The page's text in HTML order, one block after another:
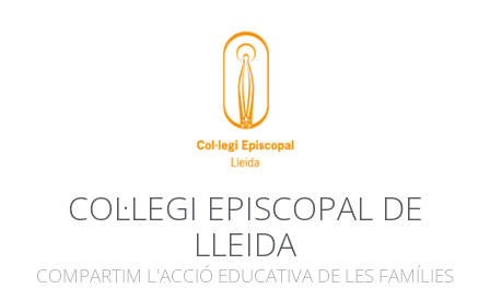
COL·LEGI EPISCOPAL DE
LLEIDA
COMPARTIM L'ACCIÓ EDUCATIVA DE LES FAMÍLIES